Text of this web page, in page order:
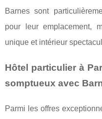
Barnes sont
pour leur emplacement,
unique et intérieur
Hôtel particulier à
somptueux avec
Parmi les offres